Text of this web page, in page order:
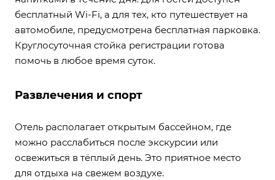
бесплатный Wi-Fi, а для тех, кто путешествует на
автомобиле, предусмотрена бесплатная парковка.
Круглосуточная стойка регистрации готова
помочь в любое время суток.
Развлечения и спорт
Отель располагает открытым бассейном, где
можно расслабиться после экскурсии или
освежиться в тёплый день. Это приятное место
для отдыха на свежем воздухе.